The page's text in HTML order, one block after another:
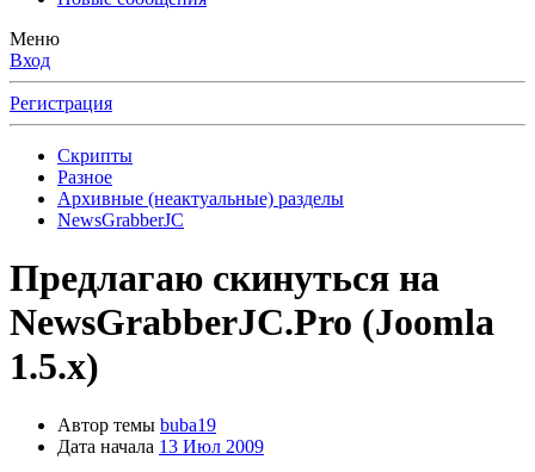
Меню
Вход
Регистрация
Скрипты
Разное
Архивные (неактуальные) разделы
NewsGrabberJC
Предлагаю скинуться на
NewsGrabberJC.Pro (Joomla
1.5.x)
Автор темы buba19
Дата начала 13 Июл 2009